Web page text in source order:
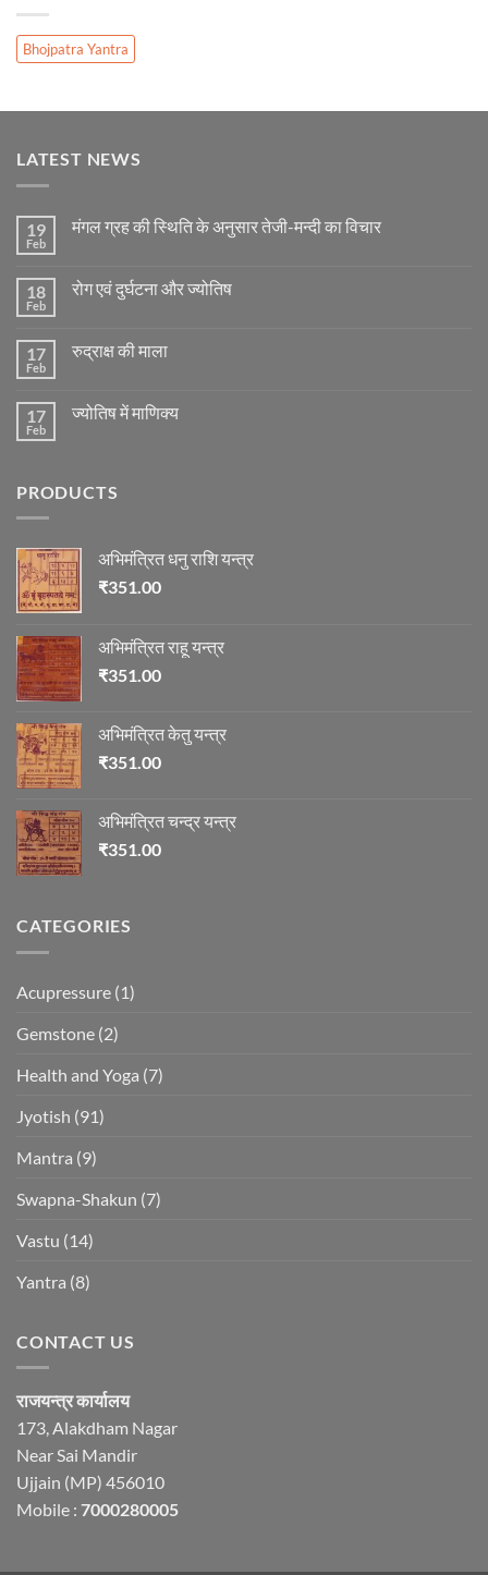
Bhojpatra Yantra
LATEST NEWS
19
Feb
मंगल ग्रह की स्थिति के अनुसार तेजी-मन्दी का विचार
मंगल
के
अनुसार
विचार
18
Feb
रोग एवं दुर्घटना और ज्योतिष
रोग
ज्योतिष
17
Feb
रुद्राक्ष की माला
रुद्राक्ष
17
Feb
ज्योतिष में माणिक्य
में
PRODUCTS
अभिमंत्रित धनु राशि यन्त्र
₹351.00
अभिमंत्रित राहू यन्त्र
₹351.00
अभिमंत्रित केतु यन्त्र
₹351.00
अभिमंत्रित चन्द्र यन्त्र
₹351.00
CATEGORIES
Acupressure (1)
Gemstone (2)
Health and Yoga (7)
Jyotish (91)
Mantra (9)
Swapna-Shakun (7)
Vastu (14)
Yantra (8)
CONTACT US
राजयन्त्र कार्यालय
173, Alakdham Nagar
Near Sai Mandir
Ujjain (MP) 456010
Mobile : 7000280005